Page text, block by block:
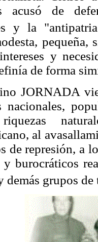
de
y la
y
de forma
JORNADA
nacionales,
riquezas
al
de represión, a
y burocráticos
demás grupos de